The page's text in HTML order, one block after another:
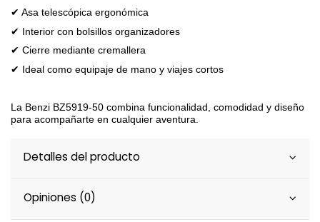
✔ Asa telescópica ergonómica
✔ Interior con bolsillos organizadores
✔ Cierre mediante cremallera
✔ Ideal como equipaje de mano y viajes cortos
La Benzi BZ5919-50 combina funcionalidad, comodidad y diseño
para acompañarte en cualquier aventura.
Detalles del producto
Opiniones (0)